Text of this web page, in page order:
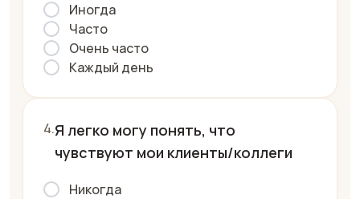
Иногда
Часто
Очень часто
Каждый день
Я легко могу понять, что
чувствуют мои клиенты/коллеги
Никогда